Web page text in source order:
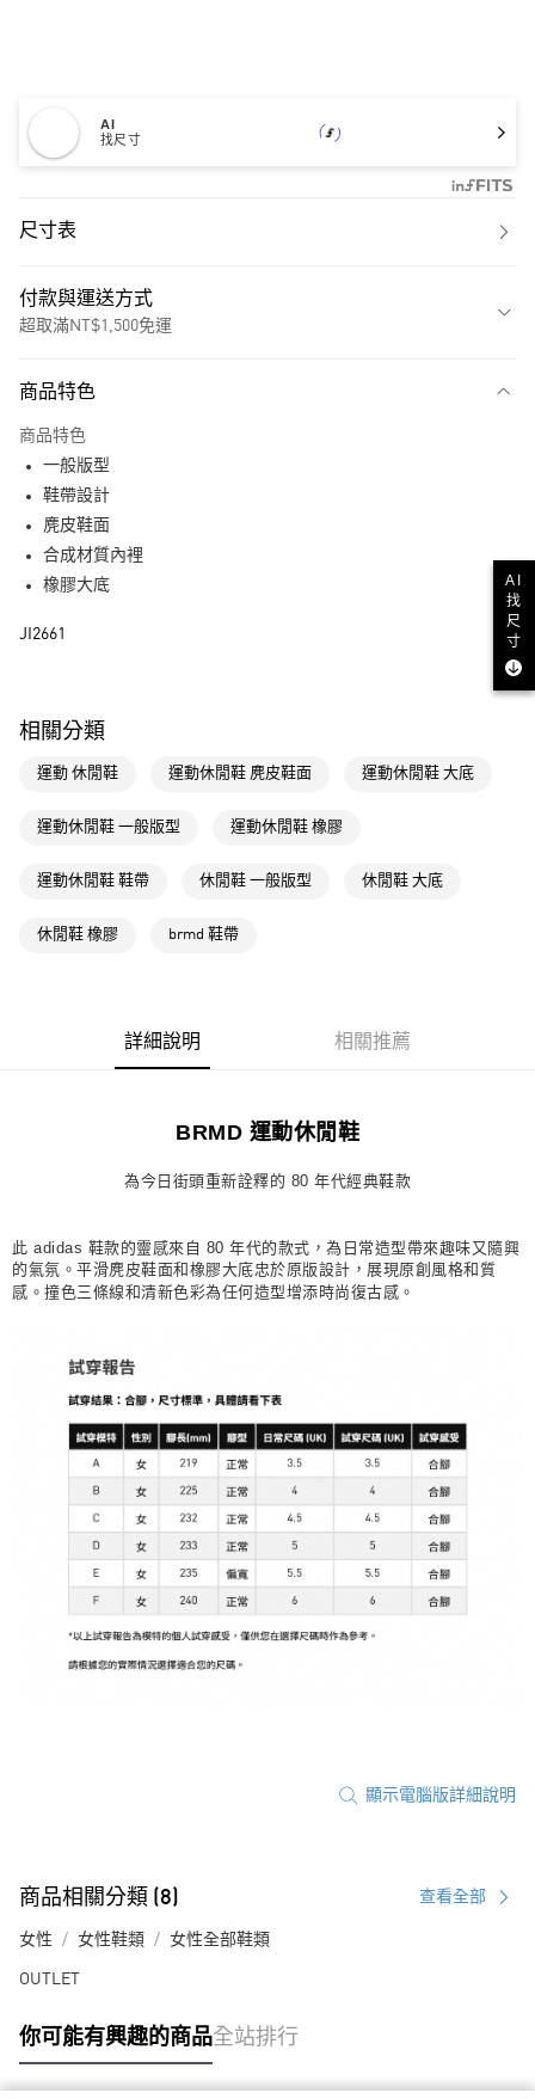
AI
找尺寸
尺寸表
付款與運送方式
超取滿NT$1,500免運
LINE Pay
全家取貨付款
付款後全家取貨
每筆NT$80，滿NT$1,500(含以上)免運費
付款後萊爾富取貨
7-11取貨付款
每筆NT$80，滿NT$1,500(含以上)免運費
每筆NT$80，滿NT$1,500(含以上)免運費
付款後門市自取
商品特色
商品特色
一般版型
鞋帶設計
麂皮鞋面
合成材質內裡
橡膠大底
JI2661
相關分類
運動 休閒鞋 運動休閒鞋 麂皮鞋面 運動休閒鞋 大底
運動休閒鞋 一般版型 運動休閒鞋 橡膠
運動休閒鞋 鞋帶 休閒鞋 一般版型 休閒鞋 大底
休閒鞋 橡膠 brmd 鞋帶
詳細說明 相關推薦
BRMD 運動休閒鞋
為今日街頭重新詮釋的 80 年代經典鞋款
此 adidas 鞋款的靈感來自 80 年代的款式，為日常造型帶來趣味又隨興
的氣氛。平滑麂皮鞋面和橡膠大底忠於原版設計，展現原創風格和質
感。撞色三條線和清新色彩為任何造型增添時尚復古感。
顯示電腦版詳細說明
商品相關分類 (8) 查看全部
女性 女性鞋類 女性全部鞋類
OUTLET
你可能有興趣的商品全站排行
AI
找
尺
寸